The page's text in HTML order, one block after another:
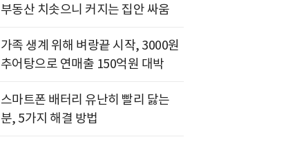
부동산 치솟으니 커지는 집안 싸움
가족 생계 위해 벼랑끝 시작, 3000원
추어탕으로 연매출 150억원 대박
스마트폰 배터리 유난히 빨리 닳는
분, 5가지 해결 방법